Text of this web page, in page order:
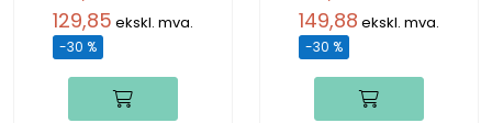
129,85 ekskl. mva.
-30 %
149,88 ekskl. mva.
-30 %